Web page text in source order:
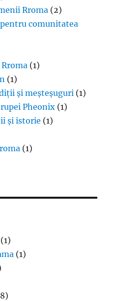
Rroma (2)
comunitatea
(1)
(1)
și meșteșuguri (1)
Pheonix (1)
și istorie (1)
(1)
(1)
(1)